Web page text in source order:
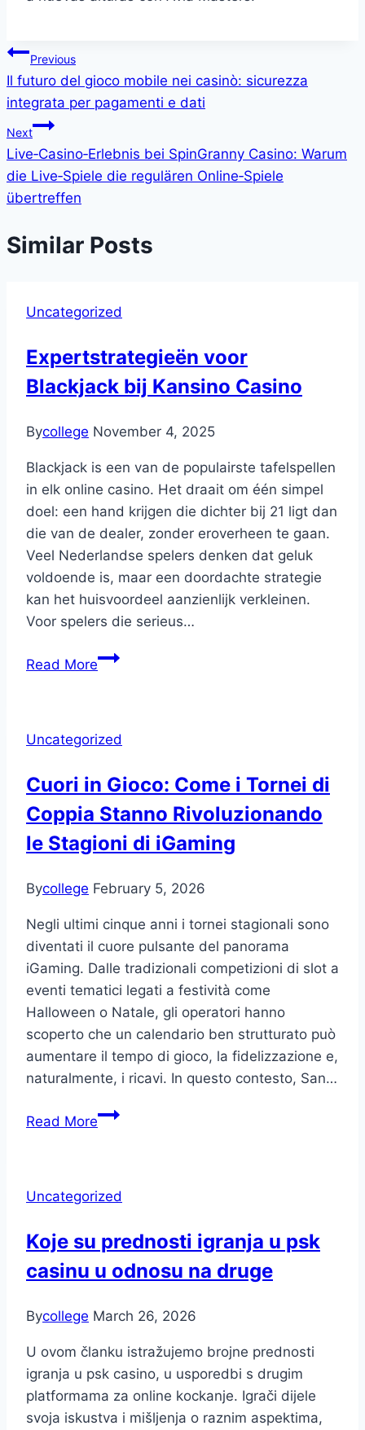
Post
navigation
Previous
Il futuro del gioco mobile nei casinò: sicurezza
integrata per pagamenti e dati
Next
Live‑Casino‑Erlebnis bei SpinGranny Casino: Warum
die Live‑Spiele die regulären Online‑Spiele
übertreffen
Similar Posts
Uncategorized
Expertstrategieën voor
Blackjack bij Kansino Casino
Bycollege November 4, 2025
Blackjack is een van de populairste tafelspellen
in elk online casino. Het draait om één simpel
doel: een hand krijgen die dichter bij 21 ligt dan
die van de dealer, zonder eroverheen te gaan.
Veel Nederlandse spelers denken dat geluk
voldoende is, maar een doordachte strategie
kan het huisvoordeel aanzienlijk verkleinen.
Voor spelers die serieus…
Read MoreExpertstrategieën
Kansino
Uncategorized
Cuori in Gioco: Come i Tornei di
Coppia Stanno Rivoluzionando
le Stagioni di iGaming
Bycollege February 5, 2026
Negli ultimi cinque anni i tornei stagionali sono
diventati il cuore pulsante del panorama
iGaming. Dalle tradizionali competizioni di slot a
eventi tematici legati a festività come
Halloween o Natale, gli operatori hanno
scoperto che un calendario ben strutturato può
aumentare il tempo di gioco, la fidelizzazione e,
naturalmente, i ricavi. In questo contesto, San…
Read MoreCuori
i
di
Coppia
Rivoluzionando
Stagioni
di
iGaming
Uncategorized
Koje su prednosti igranja u psk
casinu u odnosu na druge
Bycollege March 26, 2026
U ovom članku istražujemo brojne prednosti
igranja u psk casino, u usporedbi s drugim
platformama za online kockanje. Igrači dijele
svoja iskustva i mišljenja o raznim aspektima,